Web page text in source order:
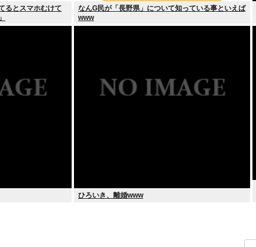
るとスマホむけて
なんG民が「長野県」について知っている事といえば
www
ひろいき、離婚www